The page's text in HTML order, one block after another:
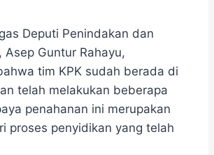
Deputi Penindakan dan
Asep Guntur Rahayu,
tim KPK sudah berada di
telah melakukan beberapa
penahanan ini merupakan
proses penyidikan yang telah